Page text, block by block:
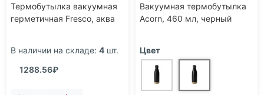
Термобутылка вакуумная
герметичная Fresco, аква
В наличии на складе: 4 шт.
1288.56₽
Вакуумная термобутылка
Acorn, 460 мл, черный
Цвет